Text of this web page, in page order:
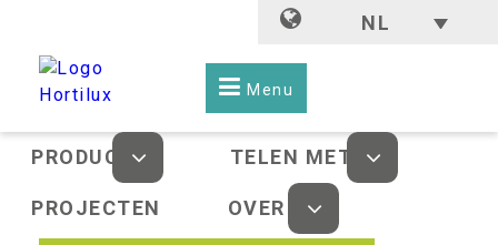
NL
Menu
PRODUCTEN TELEN MET LED
PROJECTEN OVER ONS